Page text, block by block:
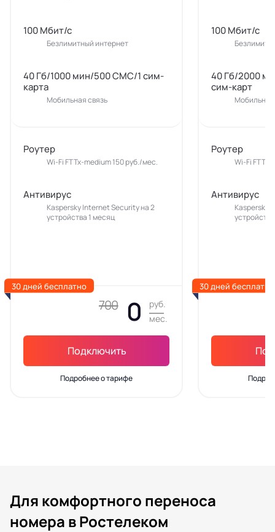
100 Мбит/с
Безлимитный интернет
40 Гб/1000 мин/500 СМС/1 сим-
карта
Мобильная связь
Роутер
Wi-Fi FTTx-medium 150 руб./мес.
Антивирус
Kaspersky Internet Security на 2
устройства 1 месяц
700 0
руб.
мес.
Подключить
Подробнее о тарифе
30 дней бесплатно
100 Мбит/с
40 Гб/2000
сим-карт
Мобильная
Роутер
Wi-Fi
Антивирус
Kaspersky
30 дней бесплатно
Для комфортного переноса
номера в Ростелеком